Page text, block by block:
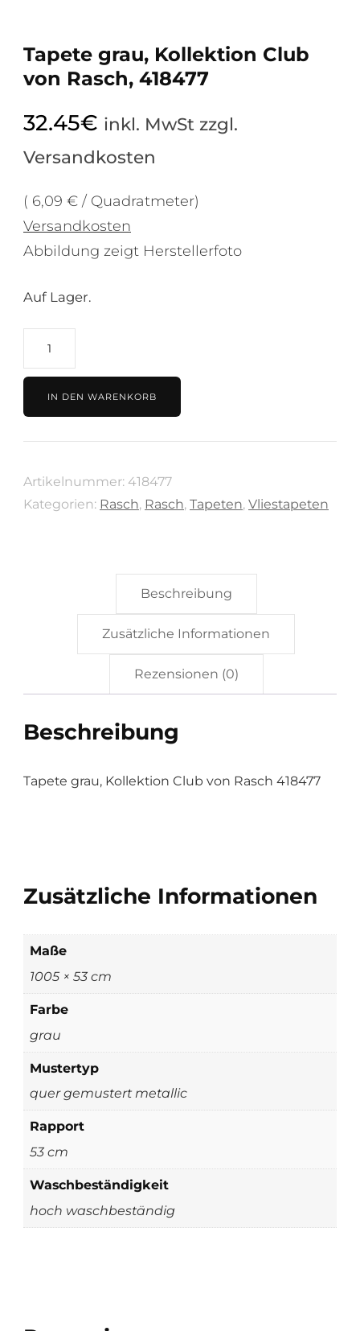
Tapete grau, Kollektion Club
von Rasch, 418477
32.45€ inkl. MwSt zzgl.
Versandkosten
( 6,09 € / Quadratmeter)
Versandkosten
Abbildung zeigt Herstellerfoto
Auf Lager.
grau,
Kollektion
Club
von
418477
Menge
IN DEN WARENKORB
Artikelnummer: 418477
Kategorien: Rasch, Rasch, Tapeten, Vliestapeten
Beschreibung
Zusätzliche Informationen
Rezensionen (0)
Beschreibung
Tapete grau, Kollektion Club von Rasch 418477
Zusätzliche Informationen
Maße
1005 × 53 cm
Farbe
grau
Mustertyp
quer gemustert metallic
Rapport
53 cm
Waschbeständigkeit
hoch waschbeständig